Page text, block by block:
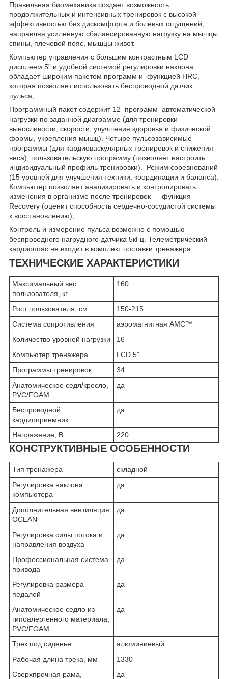
Правильная биомеханика создает возможность
продолжительных и интенсивных тренировок с высокой
эффективностью без дискомфорта и болевых ощущений,
направляя усиленную сбалансированную нагрузку на мышцы
спины, плечевой пояс, мышцы живот.
Компьютер управления с большим контрастным LCD
дисплеем 5” и удобной системой регулировки наклона
обладает широким пакетом программ и функцией HRC,
которая позволяет использовать беспроводной датчик
пульса,
Программный пакет содержит 12 программ автоматической
нагрузки по заданной диаграмме (для тренировки
выносливости, скорости, улучшения здоровья и физической
формы, укрепления мышц). Четыре пульсозависимые
программы (для кардиоваскулярных тренировок и снижения
веса), пользовательскую программу (позволяет настроить
индивидуальный профиль тренировки). Режим соревнований
(15 уровней для улучшения техники, координации и баланса).
Компьютер позволяет анализировать и контролировать
изменения в организме после тренировок ― функция
Recovery (оценит способность сердечно-сосудистой системы
к восстановлению),
Контроль и измерение пульса возможно с помощью
беспроводного нагрудного датчика 5кГц. Телеметрический
кардиопояс не входит в комплект поставки тренажера.
ТЕХНИЧЕСКИЕ ХАРАКТЕРИСТИКИ
Максимальный вес
пользователя, кг
160
Рост пользователя, см
150-215
Система сопротивления
аэромагнитная АMC™
Количество уровней нагрузки
16
Компьютер тренажера
LCD 5"
Программы тренировок
34
Анатомическое седл/кресло,
PVC/FOAM
да
Беспроводной
кардиоприемник
да
Напряжение, В 220
КОНСТРУКТИВНЫЕ ОСОБЕННОСТИ
Тип тренажера
складной
Регулировка наклона
компьютера
да
Дополнительная вентиляция
OCEAN
да
Регулировка силы потока и
направления воздуха
да
Профессиональная система
привода
да
Регулировка размера
педалей
да
Анатомическое седло из
гипоалергенного материала,
PVC/FOAM
да
Трек под сиденье
алюминиевый
Рабочая длина трека, мм
1330
Сверхпрочная рама,
да